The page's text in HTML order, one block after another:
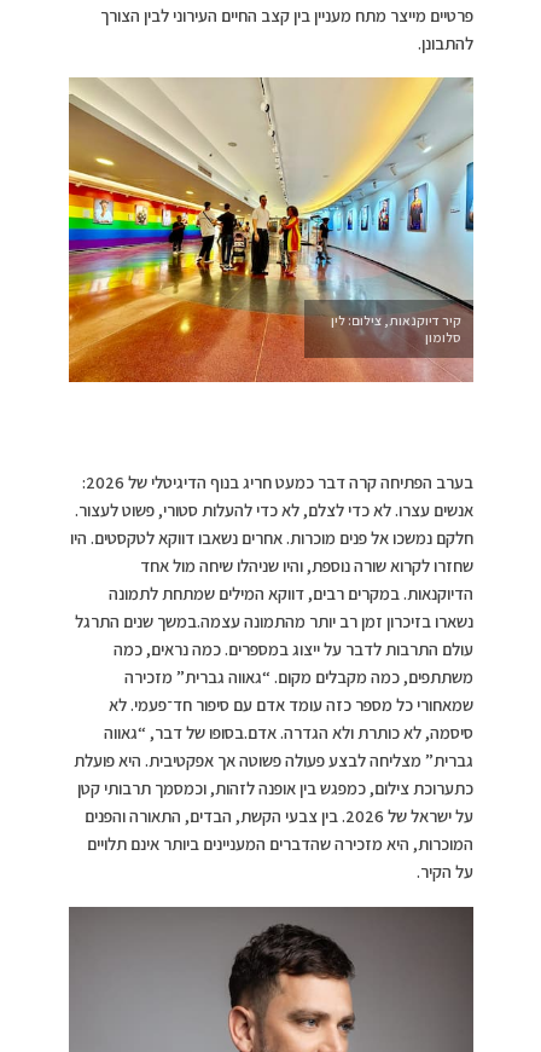
פרטיים מייצר מתח מעניין בין קצב החיים העירוני לבין הצורך
להתבונן.
קיר דיוקנאות, צילום: לין
סלומון
בערב הפתיחה קרה דבר כמעט חריג בנוף הדיגיטלי של 2026:
אנשים עצרו. לא כדי לצלם, לא כדי להעלות סטורי, פשוט לעצור.
חלקם נמשכו אל פנים מוכרות. אחרים נשאבו דווקא לטקסטים. היו
שחזרו לקרוא שורה נוספת, והיו שניהלו שיחה מול אחד
הדיוקנאות. במקרים רבים, דווקא המילים שמתחת לתמונה
נשארו בזיכרון זמן רב יותר מהתמונה עצמה.במשך שנים התרגל
עולם התרבות לדבר על ייצוג במספרים. כמה נראים, כמה
משתתפים, כמה מקבלים מקום. “גאווה גברית” מזכירה
שמאחורי כל מספר כזה עומד אדם עם סיפור חד־פעמי. לא
סיסמה, לא כותרת ולא הגדרה. אדם.בסופו של דבר, “גאווה
גברית” מצליחה לבצע פעולה פשוטה אך אפקטיבית. היא פועלת
כתערוכת צילום, כמפגש בין אופנה לזהות, וכמסמך תרבותי קטן
על ישראל של 2026. בין צבעי הקשת, הבדים, התאורה והפנים
המוכרות, היא מזכירה שהדברים המעניינים ביותר אינם תלויים
על הקיר.